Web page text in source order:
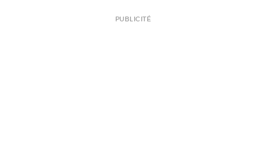
PUBLICITÉ